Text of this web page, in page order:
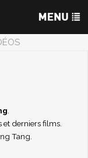
derniers films.
Tang.